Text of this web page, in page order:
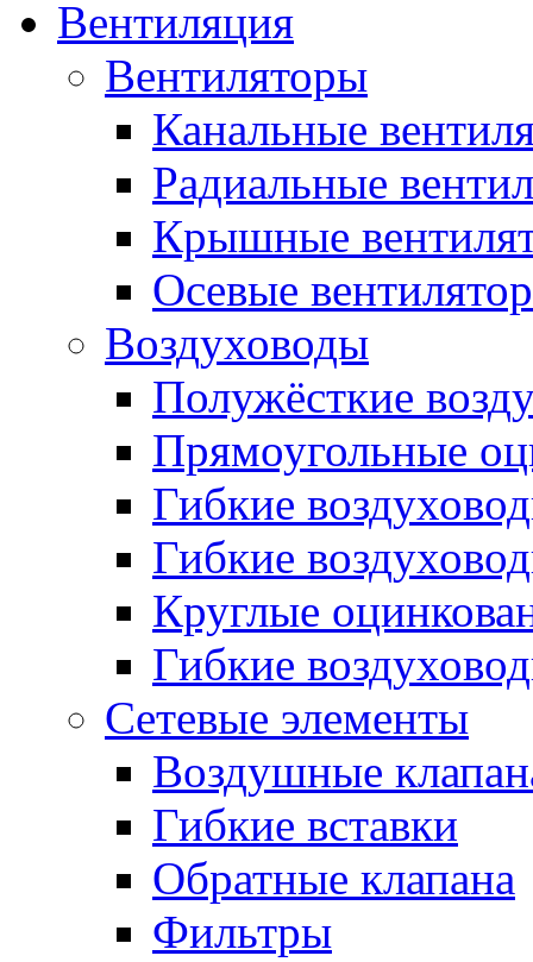
Вентиляция
Вентиляторы
Канальные
Радиальные
Крышные
Осевые
Воздуховоды
Полужёсткие
Прямоугольные
Гибкие
Гибкие
Круглые
Гибкие
Сетевые элементы
Воздушные
Гибкие вставки
Обратные клапана
Фильтры